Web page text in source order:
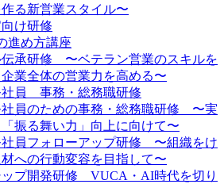
る新営業スタイル〜
け研修
進め方講座
伝承研修 〜ベテラン営業のスキルを
業全体の営業力を高める〜
社員 事務・総務職研修
社員のための事務・総務職研修 〜実
振る舞い力」向上に向けて〜
社員フォローアップ研修 〜組織をけ
への行動変容を目指して〜
ップ開発研修 VUCA・AI時代を切り